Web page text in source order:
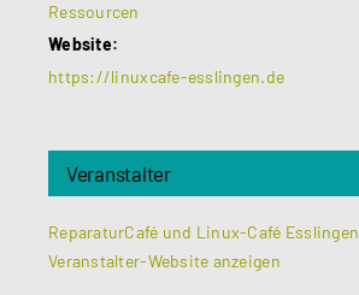
Ressourcen
Website:
https://linuxcafe-esslingen.de
Veranstalter
ReparaturCafé und Linux-Café Esslingen
Veranstalter-Website anzeigen